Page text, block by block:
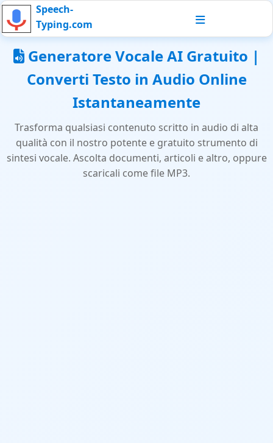
Speech-
Typing.com
Generatore Vocale AI Gratuito |
Converti Testo in Audio Online
Istantaneamente
Trasforma qualsiasi contenuto scritto in audio di alta
qualità con il nostro potente e gratuito strumento di
sintesi vocale. Ascolta documenti, articoli e altro, oppure
scaricali come file MP3.